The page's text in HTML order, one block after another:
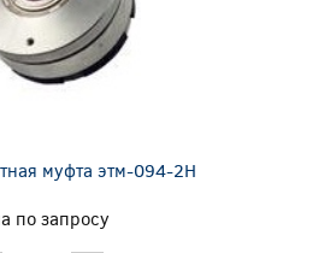
муфта этм-094-2Н
по запросу